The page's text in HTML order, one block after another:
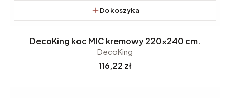
Do koszyka
DecoKing koc MIC kremowy 220x240 cm.
DecoKing
Cena
116,22 zł